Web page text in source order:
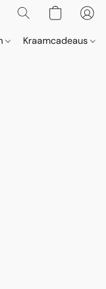
Kraamcadeaus